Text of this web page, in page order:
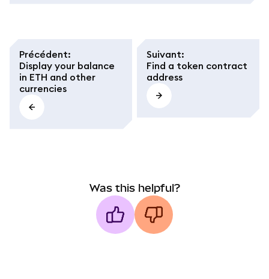
Précédent:
Display your balance
in ETH and other
currencies
Suivant:
Find a token contract
address
Was this helpful?